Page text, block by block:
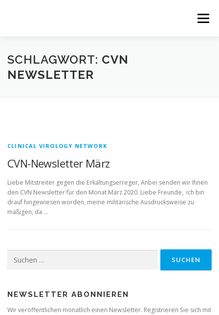
Menü
HOME RESPIRATORISCH
SCHLAGWORT: CVN
NEWSLETTER
CLINICAL VIROLOGY NETWORK
CVN-Newsletter März
Liebe Mitstreiter gegen die Erkältungserreger, Anbei senden wir Ihnen
den CVN Newsletter für den Monat März 2020. Liebe Freunde, ich bin
drauf hingewiesen worden, meine militärische Ausdrucksweise zu
mäßigen, da …
nach:
NEWSLETTER ABONNIEREN
Wir veröffentlichen monatlich einen Newsletter. Registrieren Sie sich mit